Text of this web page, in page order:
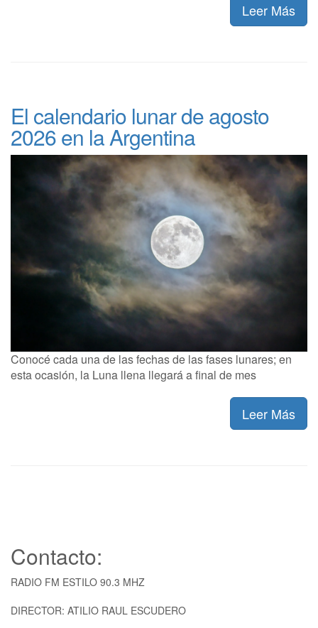
Leer Más
El calendario lunar de agosto
2026 en la Argentina
Conocé cada una de las fechas de las fases lunares; en
esta ocasión, la Luna llena llegará a final de mes
Leer Más
Contacto:
RADIO FM ESTILO 90.3 MHZ
DIRECTOR: ATILIO RAUL ESCUDERO